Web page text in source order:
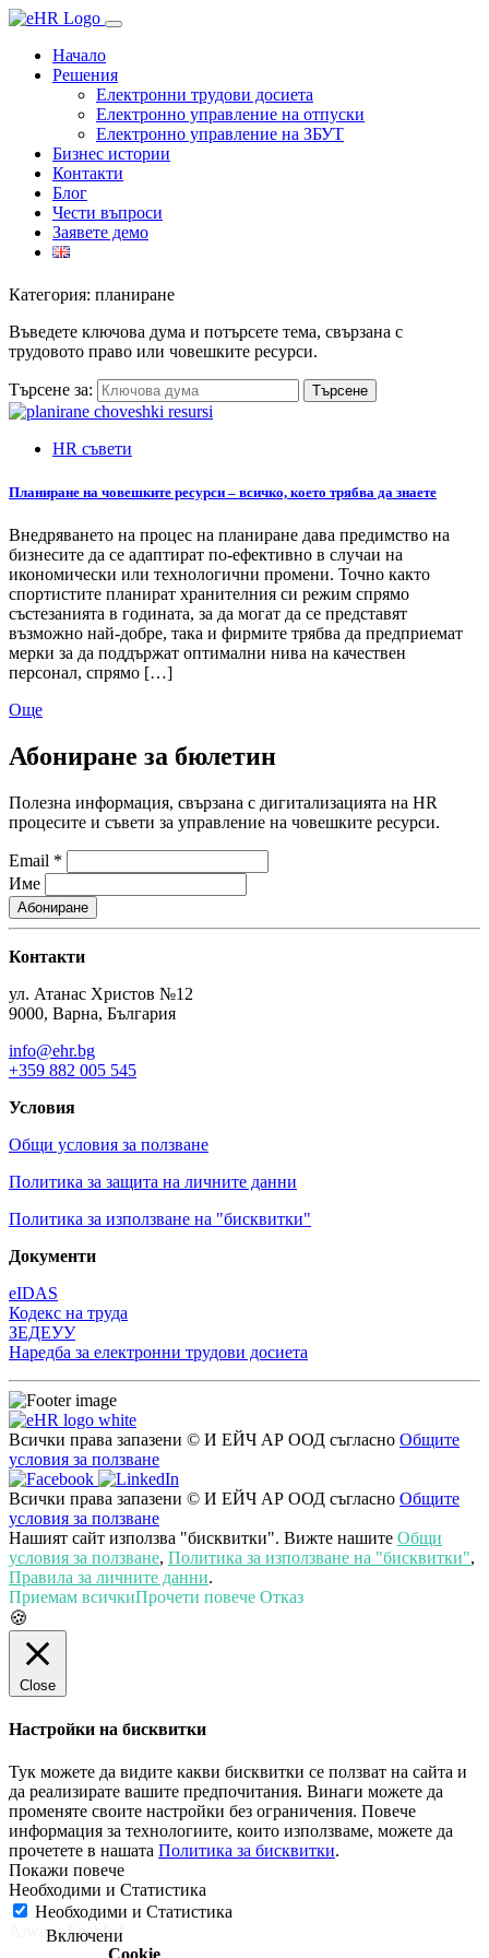
Начало
Решения
Електронни трудови досиета
Електронно управление на отпуски
Електронно управление на ЗБУТ
Бизнес истории
Контакти
Блог
Чести въпроси
Заявете демо
Категория: планиране
Въведете ключова дума и потърсете тема, свързана с
трудовото право или човешките ресурси.
Търсене за:
HR съвети
Планиране на човешките ресурси – всичко, което трябва да знаете
Внедряването на процес на планиране дава предимство на
бизнесите да се адаптират по-ефективно в случаи на
икономически или технологични промени. Точно както
спортистите планират хранителния си режим спрямо
състезанията в годината, за да могат да се представят
възможно най-добре, така и фирмите трябва да предприемат
мерки за да поддържат оптимални нива на качествен
персонал, спрямо […]
Още
Абониране за бюлетин
Полезна информация, свързана с дигитализацията на HR
процесите и съвети за управление на човешките ресурси.
Email *
Име
Контакти
ул. Атанас Христов №12
9000, Варна, България
info@ehr.bg
+359 882 005 545
Условия
Общи условия за ползване
Политика за защита на личните данни
Политика за използване на "бисквитки"
Документи
eIDAS
Кодекс на труда
ЗЕДЕУУ
Наредба за електронни трудови досиета
Всички права запазени © И ЕЙЧ АР ООД съгласно Общите
условия за ползване
Всички права запазени © И ЕЙЧ АР ООД съгласно Общите
условия за ползване
Нашият сайт използва "бисквитки". Вижте нашите Общи
условия за ползване, Политика за използване на "бисквитки",
Правила за личните данни.
Приемам всичкиПрочети повече Отказ
🍪
Close
Настройки на бисквитки
Тук можете да видите какви бисквитки се ползват на сайта и
да реализирате вашите предпочитания. Винаги можете да
променяте своите настройки без ограничения. Повече
информация за технологиите, които използваме, можете да
прочетете в нашата Политика за бисквитки.
Необходими и Статистика
Необходими и Статистика
Always Enabled